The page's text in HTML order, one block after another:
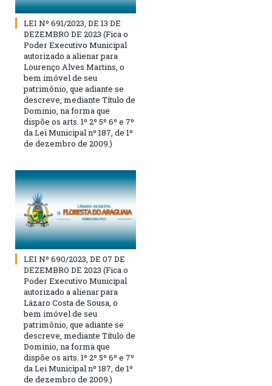
LEI Nº 691/2023, DE 13 DE
DEZEMBRO DE 2023 (Fica o
Poder Executivo Municipal
autorizado a alienar para
Lourenço Alves Martins, o
bem imóvel de seu
patrimônio, que adiante se
descreve, mediante Título de
Dominio, na forma que
dispõe os arts. 1º 2º 5º 6º e 7º
da Lei Municipal nº 187, de 1º
de dezembro de 2009.)
LEI Nº 690/2023, DE 07 DE
DEZEMBRO DE 2023 (Fica o
Poder Executivo Municipal
autorizado a alienar para
Lázaro Costa de Sousa, o
bem imóvel de seu
patrimônio, que adiante se
descreve, mediante Título de
Dominio, na forma que
dispõe os arts. 1º 2º 5º 6º e 7º
da Lei Municipal nº 187, de 1º
de dezembro de 2009.)